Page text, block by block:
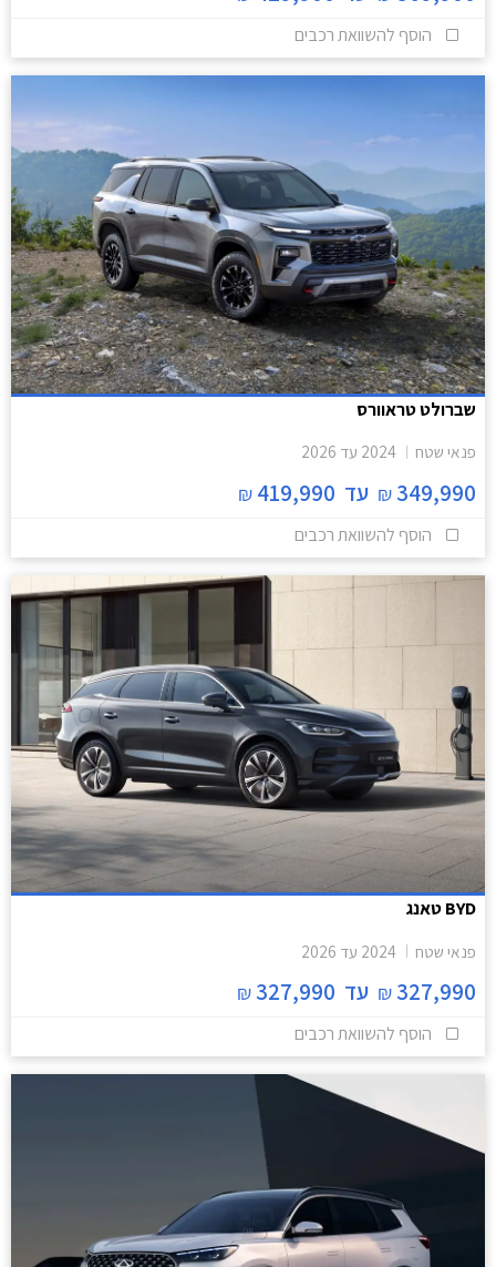
הוסף להשוואת רכבים
שברולט טראוורס
פנאי שטח 2024 עד 2026
349,990
₪ עד 419,990
₪
הוסף להשוואת רכבים
BYD טאנג
פנאי שטח 2024 עד 2026
327,990
₪ עד 327,990
₪
הוסף להשוואת רכבים